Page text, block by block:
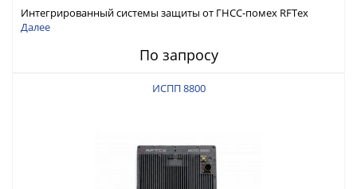
Интегрированный системы защиты от ГНСС-помех RFТех
ИСПП 8900
Далее
По запросу
ИСПП 8800